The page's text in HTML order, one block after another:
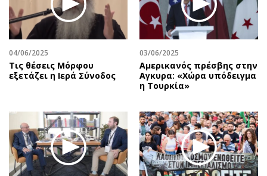
04/06/2025
Τις θέσεις Μόρφου
εξετάζει η Ιερά Σύνοδος
03/06/2025
Αμερικανός πρέσβης στην
Αγκυρα: «Χώρα υπόδειγμα
η Τουρκία»